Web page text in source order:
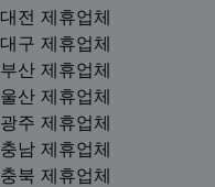
대전 제휴업체
대구 제휴업체
부산 제휴업체
울산 제휴업체
광주 제휴업체
충남 제휴업체
충북 제휴업체